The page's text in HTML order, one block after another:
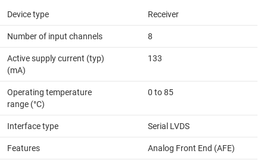
Device type Receiver
Number of input channels 8
Active supply current (typ)
(mA)
133
Operating temperature
range (°C)
0 to 85
Interface type Serial LVDS
Features Analog Front End (AFE)